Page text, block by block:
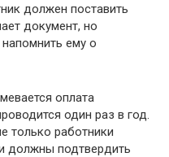
должен поставить
документ, но
ему о
оплата
один раз в год.
только работники
должны подтвердить